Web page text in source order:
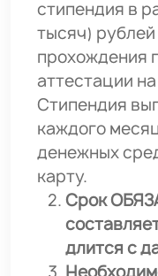
стипендия в
тысяч)
прохождения
аттестации
Стипендия
каждого
денежных
карту.
Срок
длится с